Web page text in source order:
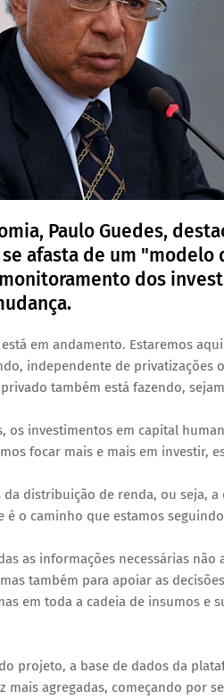
Paulo Guedes,
afasta de um
dos
em andamento. Estaremos
independente de privatizações
também está fazendo,
os investimentos em capital
focar mais e mais em investir,
da distribuição de renda, ou seja,
é o caminho que estamos
as informações necessárias não
também para apoiar as
em toda a cadeia de insumos e
projeto, a base de dados da
mais agregadas, começando por